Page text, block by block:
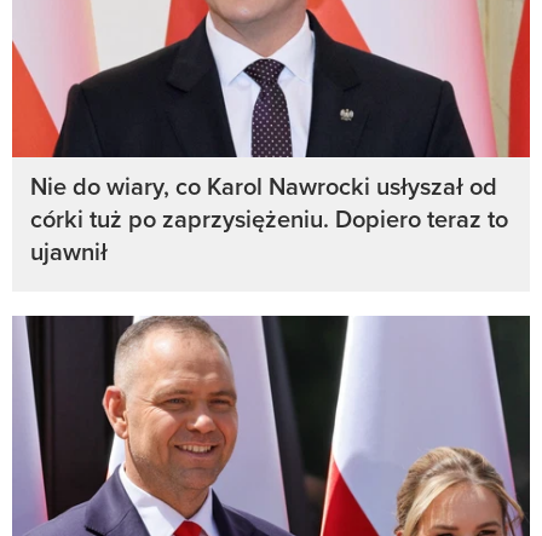
Nie do wiary, co Karol Nawrocki usłyszał od
córki tuż po zaprzysiężeniu. Dopiero teraz to
ujawnił